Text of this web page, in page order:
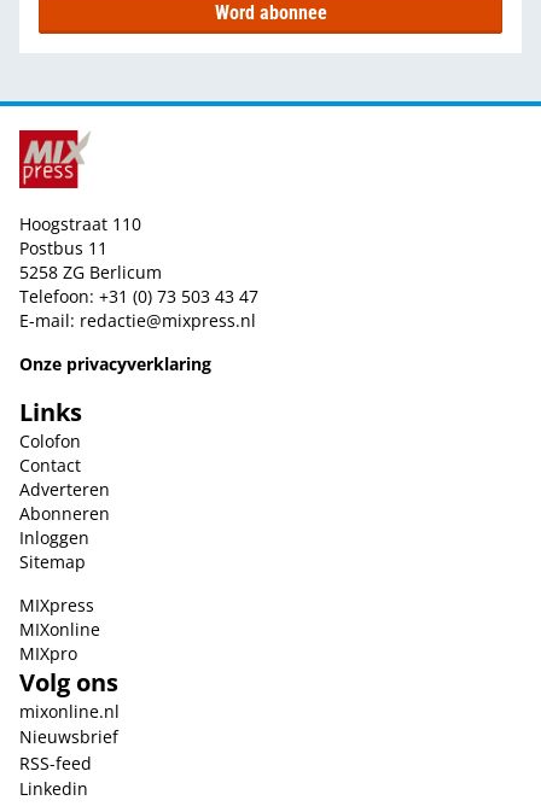
Word abonnee
Hoogstraat 110
Postbus 11
5258 ZG Berlicum
Telefoon: +31 (0) 73 503 43 47
E-mail: redactie@mixpress.nl
Onze privacyverklaring
Links
Colofon
Contact
Adverteren
Abonneren
Inloggen
Sitemap
MIXpress
MIXonline
MIXpro
Volg ons
mixonline.nl
Nieuwsbrief
RSS-feed
Linkedin